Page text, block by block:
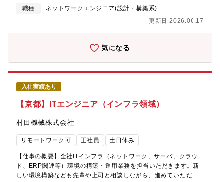
企画、設計開発領域、情報基盤（M365、ワークフロー）を担当。
守、情報セキュリティを担当。管理職（次長）1名とその下に2名
すが、役職定年はありません。年齢だけの理由による降格や給与
ダウンはありませんので、長期的にキャリアを形成していただけ
ます。【同社について】世界No.1の総合モーターメーカーニデッ
クのグループ会社です。同グループ内に於いても、事業分野とし
て非常に重要なポジションを占めており、海外への積極的な展開
を続けています。家電用モータ、及び産業用モータに特化し、エ
アコン用ブラシレスDCモータにおいては、世界トップシェアを獲
得しています。高い技術力と品質を備えたより良い製品を生み出
すことにより、空調・産業分野の発展に貢献しています。
職種
ネットワークエンジニア(設計・構築系)
更新日 2026.06.17
気になる
入社実績あり
【京都】ITエンジニア（インフラ領域）
村田機械株式会社
リモートワーク可 正社員 土日休み
【仕事の概要】全社ITインフラ（ネットワーク、サーバ、クラウ
ド、ERP関連等）環境の構築・運用業務を担当いただきます。新
しい環境構築なども先輩や上司と相談しながら、進めていただき